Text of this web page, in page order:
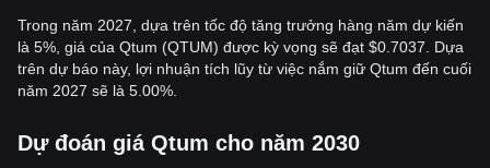
Trong năm 2027, dựa trên tốc độ tăng trưởng hàng năm dự kiến
là 5%, giá của Qtum (QTUM) được kỳ vọng sẽ đạt $0.7037. Dựa
trên dự báo này, lợi nhuận tích lũy từ việc nắm giữ Qtum đến cuối
năm 2027 sẽ là 5.00%.
Dự đoán giá Qtum cho năm 2030